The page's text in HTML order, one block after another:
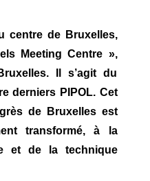
centre de Bruxelles,
Meeting Centre »,
Il s’agit du
derniers PIPOL. Cet
de Bruxelles est
transformé, à la
et de la technique